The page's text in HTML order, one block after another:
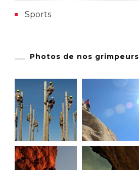
Sports
Photos de nos grimpeurs